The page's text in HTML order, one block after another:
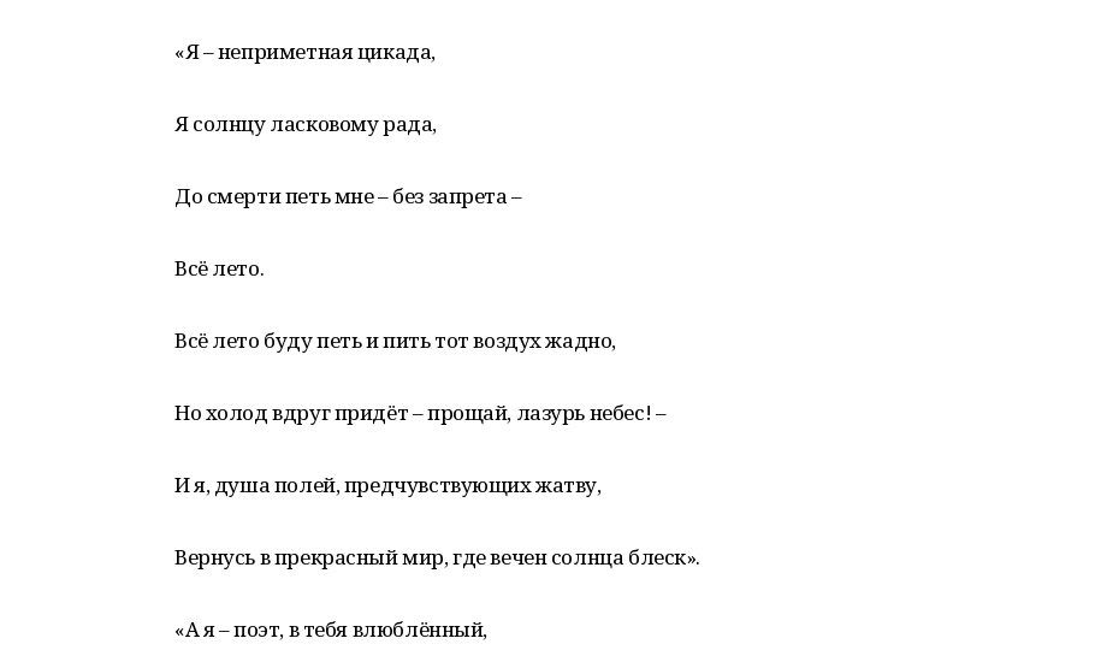
«Я – неприметная цикада,
Я солнцу ласковому рада,
До смерти петь мне – без запрета –
Всё лето.
Всё лето буду петь и пить тот воздух жадно,
Но холод вдруг придёт – прощай, лазурь небес! –
И я, душа полей, предчувствующих жатву,
Вернусь в прекрасный мир, где вечен солнца блеск».
«А я – поэт, в тебя влюблённый,